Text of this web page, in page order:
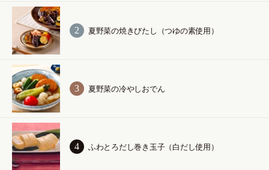
夏野菜の焼きびたし（つゆの素使用）
夏野菜の冷やしおでん
ふわとろだし巻き玉子（白だし使用）